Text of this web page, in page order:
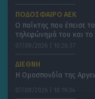
ΠΟΔΟΣΦΑΙΡΟ ΑΕΚ
Ο παίκτης που έπεισε
τηλεφώνημά του και το
07/08/2026 | 10:26:37
ΔΙΕΘΝΗ
H Ομοσπονδία της
07/08/2026 | 10:19:34